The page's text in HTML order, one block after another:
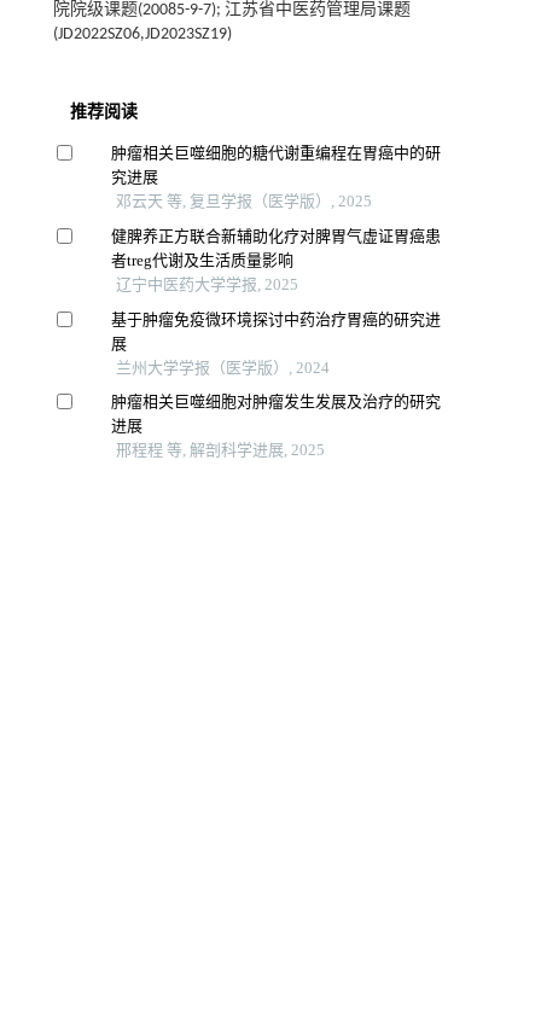
院院级课题(20085-9-7); 江苏省中医药管理局课题
(JD2022SZ06,JD2023SZ19)